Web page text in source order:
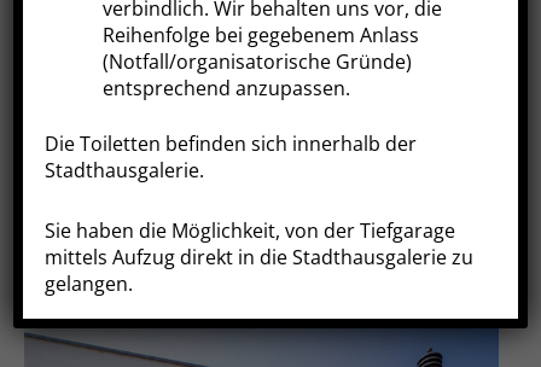
Herzdiagnostik
Radiologie Stadthausgalerie
verbindlich. Wir behalten uns vor, die
Reihenfolge bei gegebenem Anlass
(Notfall/organisatorische Gründe)
entsprechend anzupassen.
Die Toiletten befinden sich innerhalb der
Stadthausgalerie.
Sie haben die Möglichkeit, von der Tiefgarage
mittels Aufzug direkt in die Stadthausgalerie zu
gelangen.